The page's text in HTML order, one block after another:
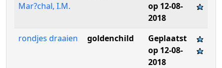
Mar?chal, I.M.
op 12-08-
2018
rondjes draaien
goldenchild
Geplaatst
op 12-08-
2018